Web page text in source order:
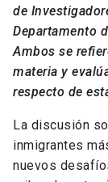
de
Departamento
Ambos se
materia y
respecto de
La discusión
inmigrantes
nuevos